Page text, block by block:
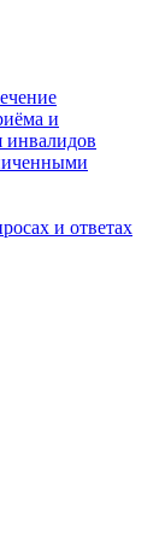
и
инвалидов
и ответах